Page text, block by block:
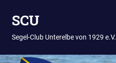
InhaltSCU
Segel-Club Unterelbe von 1929 e.V.